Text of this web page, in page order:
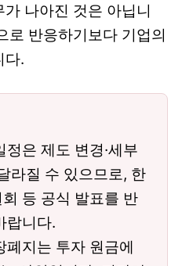
나아진 것은 아닙니
로 반응하기보다 기업의
다.
은 제도 변경·세부
라질 수 있으므로, 한
등 공식 발표를 반
랍니다.
폐지는 투자 원금에